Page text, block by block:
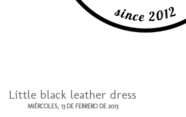
Little black leather dress
MIÉRCOLES, 13 DE FEBRERO DE 2013